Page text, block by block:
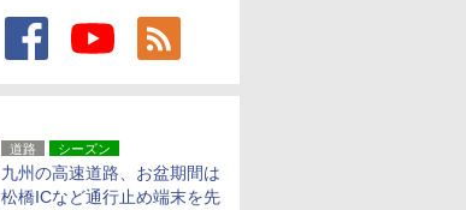
道路 シーズン
九州の高速道路、お盆期間は
松橋ICなど通行止め端末を先